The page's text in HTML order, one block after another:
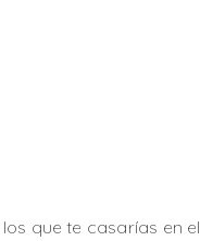
que te casarías en el